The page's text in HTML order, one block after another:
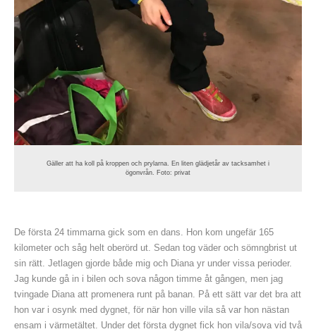
Gäller att ha koll på kroppen och prylarna. En liten glädjetår av tacksamhet i
ögonvrån. Foto: privat
De första 24 timmarna gick som en dans. Hon kom ungefär 165
kilometer och såg helt oberörd ut. Sedan tog väder och sömngbrist ut
sin rätt. Jetlagen gjorde både mig och Diana yr under vissa perioder.
Jag kunde gå in i bilen och sova någon timme åt gången, men jag
tvingade Diana att promenera runt på banan. På ett sätt var det bra att
hon var i osynk med dygnet, för när hon ville vila så var hon nästan
ensam i värmetältet. Under det första dygnet fick hon vila/sova vid två